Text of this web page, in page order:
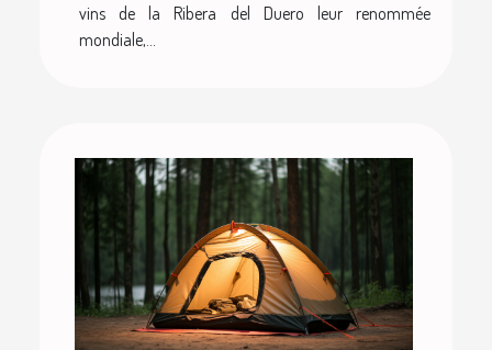
vins de la Ribera del Duero leur renommée
mondiale,...